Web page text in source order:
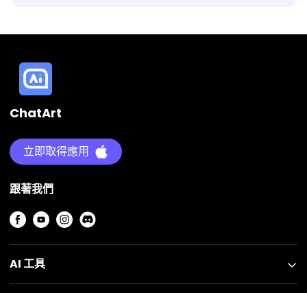
ChatArt
立即取得應用
跟著我們
AI 工具